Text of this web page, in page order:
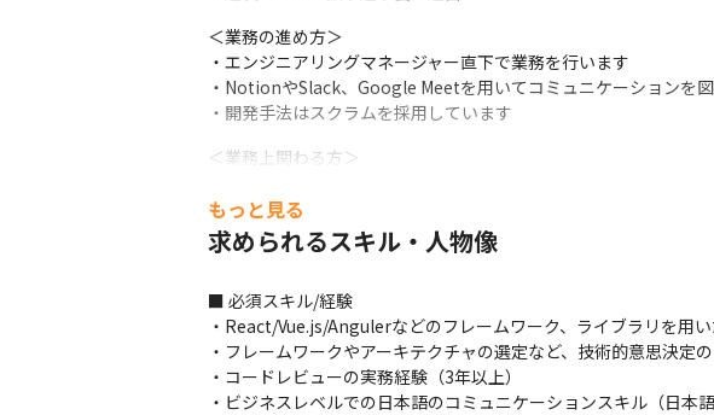
＜業務の進め方＞
・エンジニアリングマネージャー直下で業務を行います
・NotionやSlack、Google Meetを用いてコミュニケーションを
・開発手法はスクラムを採用しています
＜業務上関わる方＞
・プロダクトオーナー：プロダクトの仕様についてやりとりします
・人事：採用についてやりとりします
・ReactやGoのモダンな環境で開発が行なえます
・ユーザー数100万超の大量のデータ処理や（2024年6月時点）
・海外進出などグロースのタイミングで携わることができます
もっと見る
求められるスキル・人物像
■ 必須スキル/経験
・React/Vue.js/Angulerなどのフレームワーク、ライブラリを用
・フレームワークやアーキテクチャの選定など、技術的意思決定
・コードレビューの実務経験（3年以上）
・ビジネスレベルでの日本語のコミュニケーションスキル（日本